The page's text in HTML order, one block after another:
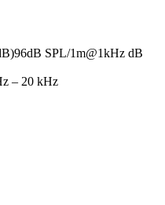
96dB SPL/1m@1kHz dB
– 20 kHz